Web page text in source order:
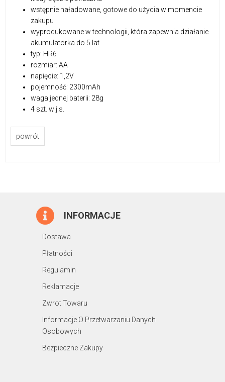
wstępnie naładowane, gotowe do użycia w momencie
zakupu
wyprodukowane w technologii, która zapewnia działanie
akumulatorka do 5 lat
typ: HR6
rozmiar: AA
napięcie: 1,2V
pojemność: 2300mAh
waga jednej baterii: 28g
4 szt. w j.s.
powrót
INFORMACJE
Dostawa
Płatności
Regulamin
Reklamacje
Zwrot Towaru
Informacje O Przetwarzaniu Danych
Osobowych
Bezpieczne Zakupy